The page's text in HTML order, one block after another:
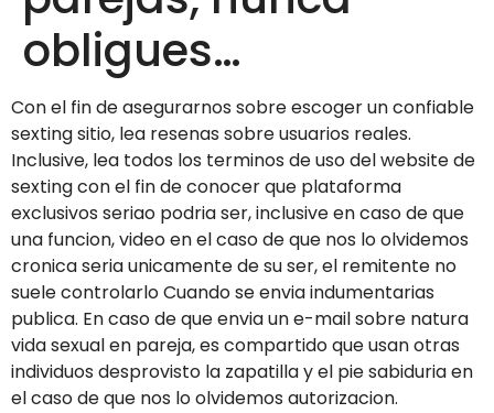
obligues…
Con el fin de asegurarnos sobre escoger un confiable
sexting sitio, lea resenas sobre usuarios reales.
Inclusive, lea todos los terminos de uso del website de
sexting con el fin de conocer que plataforma
exclusivos seri­ao podri­a ser, inclusive en caso de que
una funcion, video en el caso de que nos lo olvidemos
cronica seri­a unicamente de su ser, el remitente no
suele controlarlo Cuando se envia indumentarias
publica. En caso de que envia un e-mail sobre natura
vida sexual en pareja, es compartido que usan otras
individuos desprovisto la zapatilla y el pie sabiduria en
el caso de que nos lo olvidemos autorizacion.